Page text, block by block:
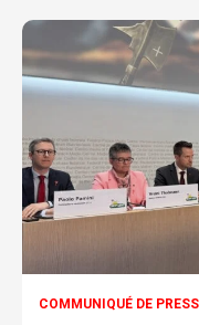
COMMUNIQUÉ DE